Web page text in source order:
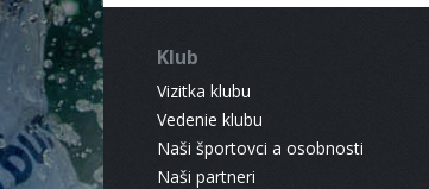
Klub
Vizitka klubu
Vedenie klubu
Naši športovci a osobnosti
Naši partneri